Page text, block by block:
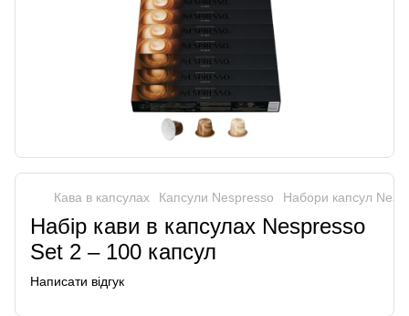
Кава в капсулах Капсули Nespresso Набори капсул
Набір кави в капсулах Nespresso
Set 2 – 100 капсул
Написати відгук